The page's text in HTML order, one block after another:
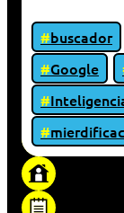
buscador
Google